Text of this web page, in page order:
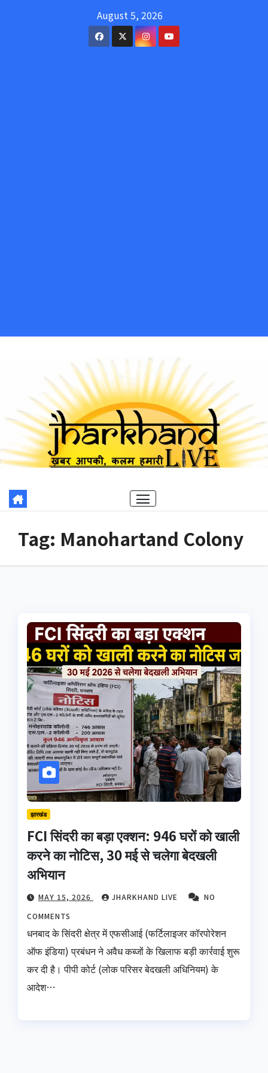
August 5, 2026
Tag: Manohartand Colony
झारखंड
FCI सिंदरी का बड़ा एक्शन: 946 घरों को खाली
करने का नोटिस, 30 मई से चलेगा बेदखली
अभियान
MAY 15, 2026 JHARKHAND LIVE
NO
COMMENTS
धनबाद के सिंदरी क्षेत्र में एफसीआई (फर्टिलाइजर कॉरपोरेशन
ऑफ इंडिया) प्रबंधन ने अवैध कब्जों के खिलाफ बड़ी कार्रवाई शुरू
कर दी है। पीपी कोर्ट (लोक परिसर बेदखली अधिनियम) के
आदेश…